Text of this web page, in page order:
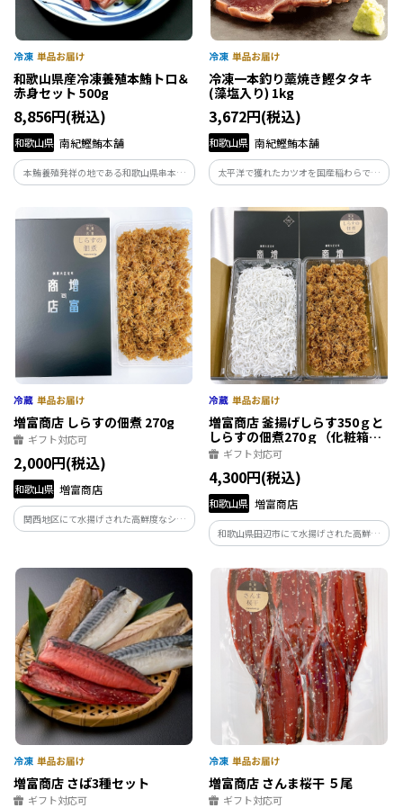
和歌山県産冷凍養殖本鮪トロ＆
赤身セット 500g
8,856円(税込)
和歌山県 南紀鰹鮪本舗
本鮪養殖発祥の地である和歌山県串本町
で養殖した本鮪を、職人が丁寧に手切り
をした冷凍養殖本鮪の柵セットです。
冷凍一本釣り藁焼き鰹タタキ
(藻塩入り) 1kg
3,672円(税込)
和歌山県 南紀鰹鮪本舗
太平洋で獲れたカツオを国産稲わらで香
ばしく焼き上げたカツオのタタキです。
増富商店 しらすの佃煮 270g
ギフト対応可
2,000円(税込)
和歌山県 増富商店
関西地区にて水揚げされた高鮮度なシラ
スを手作業にて佃煮に仕上げました。
増富商店 釜揚げしらす350ｇと
しらすの佃煮270ｇ（化粧箱
入）ギフト対応可
4,300円(税込)
和歌山県 増富商店
和歌山県田辺市にて水揚げされた高鮮度
なシラスを手作業で釜揚げしました。冷
凍せずに工場より直送いたします。釜揚げ
しらすと佃煮のセット
増富商店 さば3種セット
ギフト対応可
増富商店 さんま桜干 ５尾
ギフト対応可